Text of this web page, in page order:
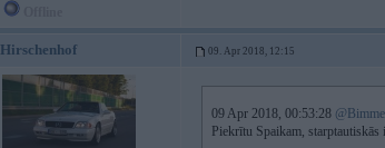
Hirschenhof 09. Apr 2018, 12:15
09 Apr 2018, 00:53:28
Piekrītu Spaikam, starptautiskās